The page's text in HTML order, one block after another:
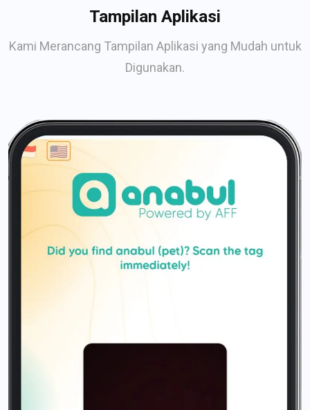
Tampilan Aplikasi
Kami Merancang Tampilan Aplikasi yang Mudah untuk
Digunakan.